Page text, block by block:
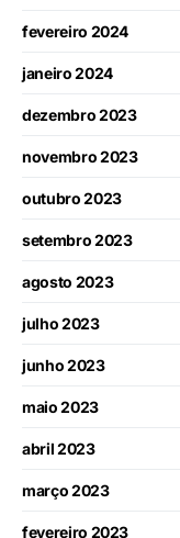
fevereiro 2024
janeiro 2024
dezembro 2023
novembro 2023
outubro 2023
setembro 2023
agosto 2023
julho 2023
junho 2023
maio 2023
abril 2023
março 2023
fevereiro 2023